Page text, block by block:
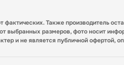
фактических. Также производитель
выбранных размеров, фото носит
и не является публичной